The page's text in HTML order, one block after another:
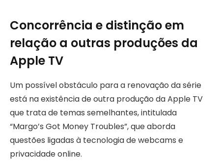
Concorrência e distinção em
relação a outras produções da
Apple TV
Um possível obstáculo para a renovação da série
está na existência de outra produção da Apple TV
que trata de temas semelhantes, intitulada
“Margo’s Got Money Troubles”, que aborda
questões ligadas à tecnologia de webcams e
privacidade online.